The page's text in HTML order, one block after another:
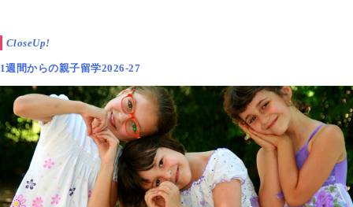
ニメを見たりして過ごし、お昼ご飯を食べてから学校
に行く息子は、学校の時間になると
バス！
と言って嬉しそうに走っていきます。
CloseUp!
1週間からの親子留学2026-27